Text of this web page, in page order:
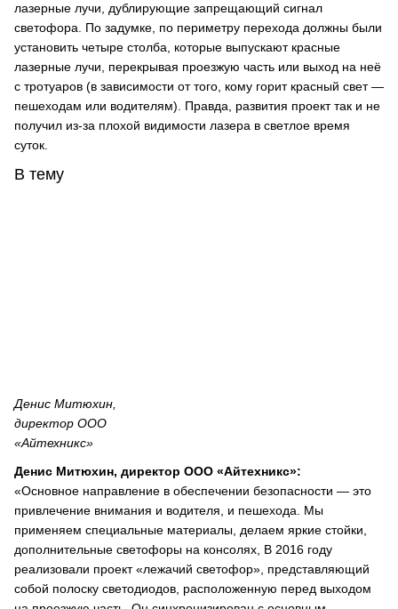
лазерные лучи, дублирующие запрещающий сигнал
светофора. По задумке, по периметру перехода должны были
установить четыре столба, которые выпускают красные
лазерные лучи, перекрывая проезжую часть или выход на неё
с тротуаров (в зависимости от того, кому горит красный свет —
пешеходам или водителям). Правда, развития проект так и не
получил из-за плохой видимости лазера в светлое время
суток.
В тему
Денис Митюхин,
директор ООО
«Айтехникс»
Денис Митюхин, директор ООО «Айтехникс»:
«Основное направление в обеспечении безопасности — это
привлечение внимания и водителя, и пешехода. Мы
применяем специальные материалы, делаем яркие стойки,
дополнительные светофоры на консолях, В 2016 году
реализовали проект «лежачий светофор», представляющий
собой полоску светодиодов, расположенную перед выходом